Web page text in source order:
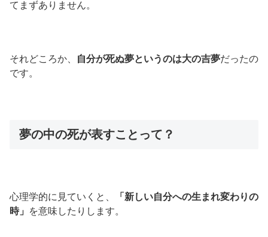
てまずありません。
それどころか、 自分が死ぬ夢というのは大の吉夢だったの
です。
夢の中の死が表すことって？
心理学的に見ていくと、
「新しい自分への生まれ変わりの
時」
を意味したりします。